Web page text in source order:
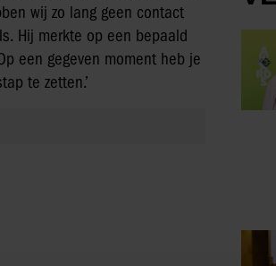
wij zo lang geen contact
Hij merkte op een bepaald
een gegeven moment heb je
te zetten.’